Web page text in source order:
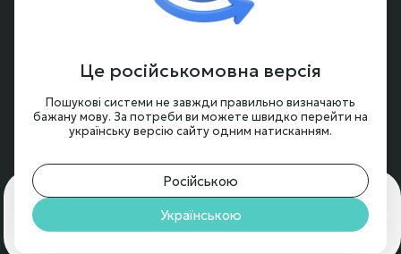
Условия оформления заказа
Контакты
© 2024 - 2026, BTRY.ENERGY
Це російськомовна версія
Пошукові системи не завжди правильно визначають
бажану мову. За потреби ви можете швидко перейти на
українську версію сайту одним натисканням.
Російською
Українською
Для чего нам нужны cookie?🍪 Мы используем cookie,
чтобы обеспечить вам максимальное удобство на
нашем сайте.Подробнее Принять